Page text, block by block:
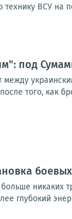
ВСУ на
под
того, как
никаких
глубокий